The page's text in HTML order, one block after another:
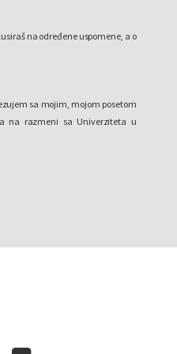
na određene uspomene, a o
sa mojim, mojom posetom
na razmeni sa Univerziteta u
o sećanju na vreme kada je
(smeši se).